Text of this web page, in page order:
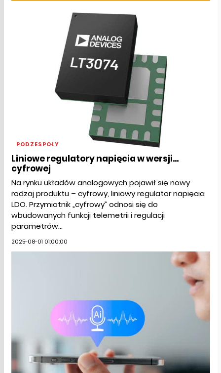
PODZESPOŁY
Liniowe regulatory napięcia w wersji...
cyfrowej
Na rynku układów analogowych pojawił się nowy
rodzaj produktu – cyfrowy, liniowy regulator napięcia
LDO. Przymiotnik „cyfrowy” odnosi się do
wbudowanych funkcji telemetrii i regulacji
parametrów...
2025-08-01 01:00:00